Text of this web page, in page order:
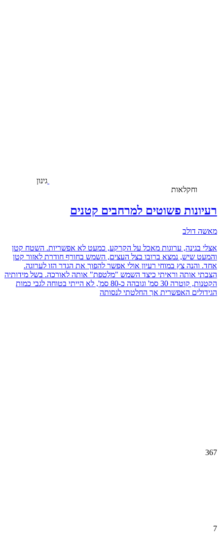
גינון
וחקלאות
רעיונות פשוטים למרחבים קטנים
מאשה דולב
אצלי בגינה, ערוגות מאכל על הקרקע, כמעט לא אפשריות. השטח קטן
והמעט שיש, נמצא ברובו בצל העצים, השמש בחורף חודרת לאזור קטן
אחד. והנה צץ במוחי רעיון אולי אפשר להפוך את הגדר הזו לערוגה.
הצבתי אותה וראיתי כיצד השמש "מלטפת" אותה לאורכה. בשל מידותיה
הקטנות, קוטרה 30 סמ' וגובהה כ-80 סמ', לא הייתי בטוחה לגבי כמות
הגידולים האפשרית אך החלטתי לנסותה
367
7